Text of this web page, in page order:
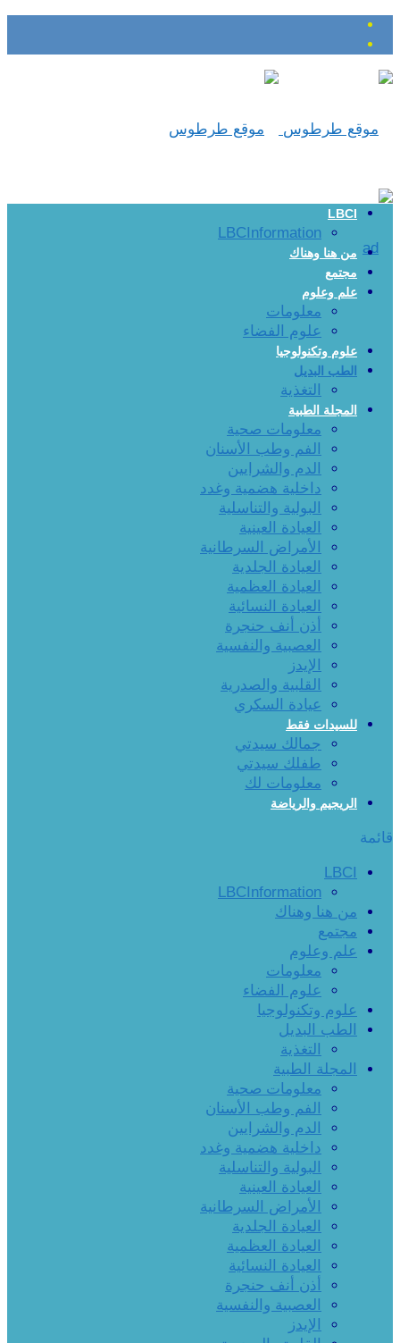
LBCI
LBCInformation
من هنا وهناك
مجتمع
علم وعلوم
معلومات
علوم الفضاء
علوم وتكنولوجيا
الطب البديل
التغذية
المجلة الطبية
معلومات صحية
الفم وطب الأسنان
الدم والشرايين
داخلية هضمية وغدد
البولية والتناسلية
العيادة العينية
الأمراض السرطانية
العيادة الجلدية
العيادة العظمية
العيادة النسائية
أذن أنف حنجرة
العصبية والنفسية
الإيدز
القلبية والصدرية
عيادة السكري
للسيدات فقط
جمالك سيدتي
طفلك سيدتي
معلومات لك
الريجيم والرياضة
قائمة
LBCI
LBCInformation
من هنا وهناك
مجتمع
علم وعلوم
معلومات
علوم الفضاء
علوم وتكنولوجيا
الطب البديل
التغذية
المجلة الطبية
معلومات صحية
الفم وطب الأسنان
الدم والشرايين
داخلية هضمية وغدد
البولية والتناسلية
العيادة العينية
الأمراض السرطانية
العيادة الجلدية
العيادة العظمية
العيادة النسائية
أذن أنف حنجرة
العصبية والنفسية
الإيدز